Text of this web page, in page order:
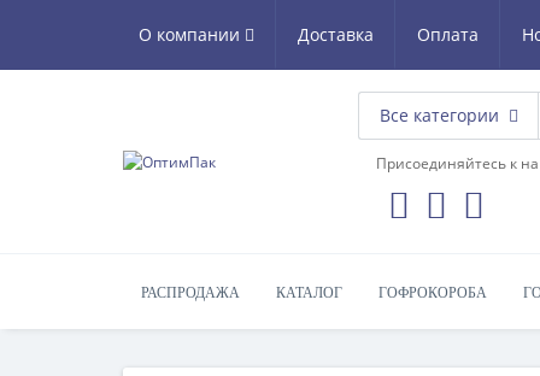
О компании Доставка Оплата
Все категории
Присоединяйтесь к
РАСПРОДАЖА КАТАЛОГ ГОФРОКОРОБА